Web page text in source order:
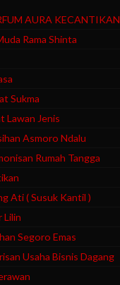
AURA KECANTIKAN
Rama Shinta
Sukma
Lawan Jenis
Asmoro Ndalu
Rumah Tangga
Ati ( Susuk Kantil )
Lilin
Segoro Emas
Usaha Bisnis Dagang